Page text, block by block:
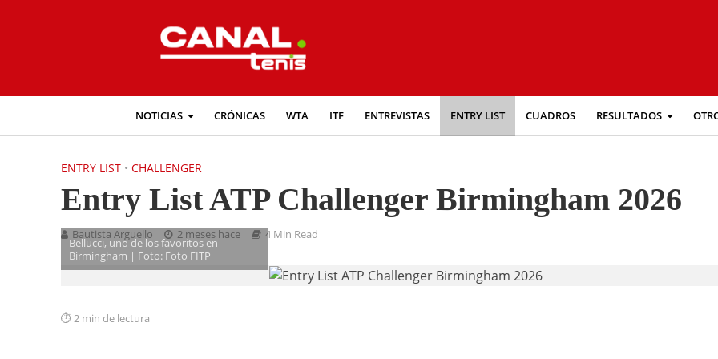
NOTICIAS CRÓNICAS WTA ITF ENTREVISTAS ENTRY LIST CUADROS RESULTADOS
ENTRY LIST • CHALLENGER
Entry List ATP Challenger Birmingham 2026
Bautista Arguello 2 meses hace 4 Min Read
Bellucci, uno de los favoritos en
Birmingham | Foto: Foto FITP
2 min de lectura